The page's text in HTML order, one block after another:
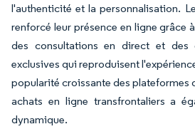
l'authenticité et la personnalisation.
renforcé leur présence en ligne grâce
des consultations en direct et des
exclusives qui reproduisent
popularité croissante des plateformes
achats en ligne transfrontaliers a
dynamique.